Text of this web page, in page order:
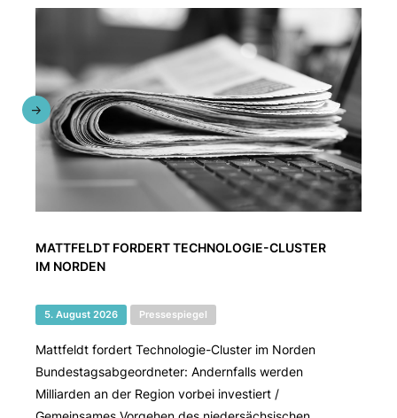
MATTFELDT FORDERT TECHNOLOGIE-CLUSTER
IM NORDEN
5. August 2026 Pressespiegel
Mattfeldt fordert Technologie-Cluster im Norden
Bundestagsabgeordneter: Andernfalls werden
Milliarden an der Region vorbei investiert /